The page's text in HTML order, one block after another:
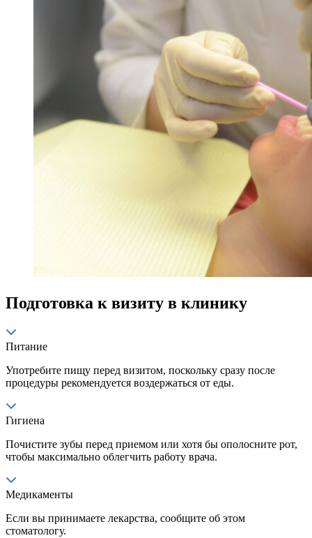
Подготовка к визиту в клинику
Питание
Употребите пищу перед визитом, поскольку сразу после
процедуры рекомендуется воздержаться от еды.
Гигиена
Почистите зубы перед приемом или хотя бы ополосните рот,
чтобы максимально облегчить работу врача.
Медикаменты
Если вы принимаете лекарства, сообщите об этом
стоматологу.